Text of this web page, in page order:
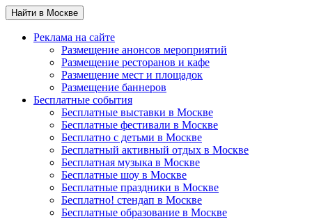
Найти в Москве
Реклама на сайте
Размещение анонсов мероприятий
Размещение ресторанов и кафе
Размещение мест и площадок
Размещение баннеров
Бесплатные события
Бесплатные выставки в Москве
Бесплатные фестивали в Москве
Бесплатно с детьми в Москве
Бесплатный активный отдых в Москве
Бесплатная музыка в Москве
Бесплатные шоу в Москве
Бесплатные праздники в Москве
Бесплатно! стендап в Москве
Бесплатные образование в Москве